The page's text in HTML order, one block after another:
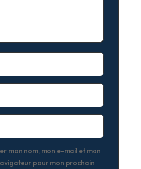
mon nom, mon e-mail et mon
pour mon prochain